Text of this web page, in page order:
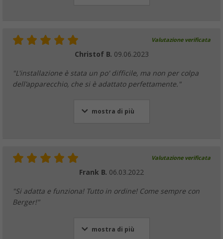
Valutazione verificata
Christof B. 09.06.2023
"L'installazione è stata un po' difficile, ma non per colpa
dell'apparecchio, che si è adattato perfettamente."
mostra di più
Valutazione verificata
Frank B. 06.03.2022
"Si adatta e funziona! Tutto in ordine! Come sempre con
Berger!"
mostra di più